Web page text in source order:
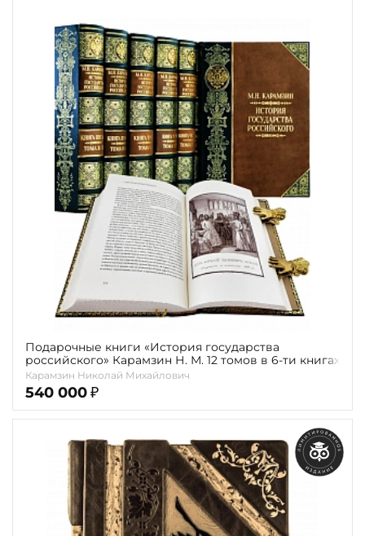
Подарочные книги «История государства
российского» Карамзин Н. М. 12 томов в 6-ти книгах
Карамзин Николай Михайлович
540 000 ₽